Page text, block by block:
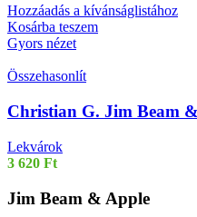
Hozzáadás a kívánságlistához
Kosárba teszem
Gyors nézet
Összehasonlít
Christian G. Jim Beam
Lekvárok
3 620 Ft
Jim Beam & Apple